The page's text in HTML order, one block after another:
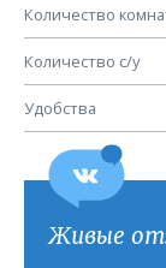
Количество
Количество с/у
Удобства
Узлы
План кровли
Живые